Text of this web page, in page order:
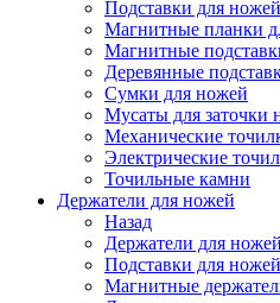
Подставки для
Магнитные планки
Магнитные
Деревянные
Сумки для ножей
Мусаты для заточки
Механические
Электрические
Точильные камни
Держатели для ножей
Назад
Держатели для ножей
Подставки для
Магнитные